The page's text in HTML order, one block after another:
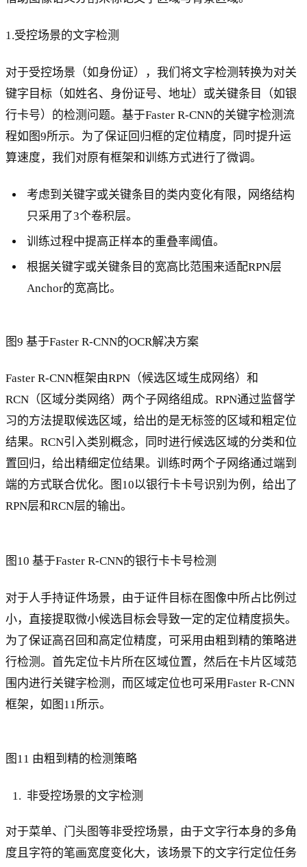
1.受控场景的文字检测
对于受控场景（如身份证），我们将文字检测转换为对关
键字目标（如姓名、身份证号、地址）或关键条目（如银
行卡号）的检测问题。基于Faster R-CNN的关键字检测流
程如图9所示。为了保证回归框的定位精度，同时提升运
算速度，我们对原有框架和训练方式进行了微调。
考虑到关键字或关键条目的类内变化有限，网络结构
只采用了3个卷积层。
训练过程中提高正样本的重叠率阈值。
根据关键字或关键条目的宽高比范围来适配RPN层
Anchor的宽高比。
图9 基于Faster R-CNN的OCR解决方案
Faster R-CNN框架由RPN（候选区域生成网络）和
RCN（区域分类网络）两个子网络组成。RPN通过监督学
习的方法提取候选区域，给出的是无标签的区域和粗定位
结果。RCN引入类别概念，同时进行候选区域的分类和位
置回归，给出精细定位结果。训练时两个子网络通过端到
端的方式联合优化。图10以银行卡卡号识别为例，给出了
RPN层和RCN层的输出。
图10 基于Faster R-CNN的银行卡卡号检测
对于人手持证件场景，由于证件目标在图像中所占比例过
小，直接提取微小候选目标会导致一定的定位精度损失。
为了保证高召回和高定位精度，可采用由粗到精的策略进
行检测。首先定位卡片所在区域位置，然后在卡片区域范
围内进行关键字检测，而区域定位也可采用Faster R-CNN
框架，如图11所示。
图11 由粗到精的检测策略
非受控场景的文字检测
对于菜单、门头图等非受控场景，由于文字行本身的多角
度且字符的笔画宽度变化大，该场景下的文字行定位任务